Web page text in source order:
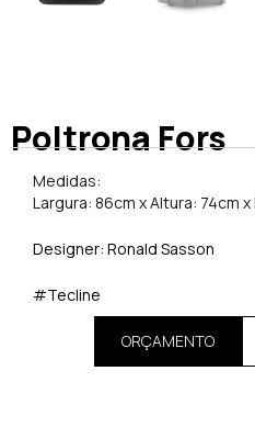
Poltrona Fors
Medidas:
Largura: 86cm x Altura: 74cm
Designer: Ronald Sasson
#Tecline
ORÇAMENTO